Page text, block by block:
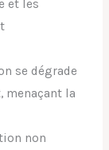
et les
se dégrade
menaçant la
non